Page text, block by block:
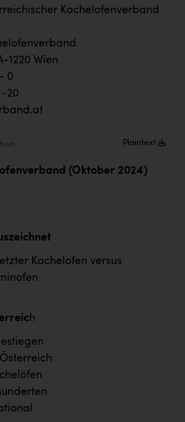
Energiehandel
Kachelofenverband
1220 Wien
0
-20
Plaintext
(Oktober 2024)
Kachelofen versus
h